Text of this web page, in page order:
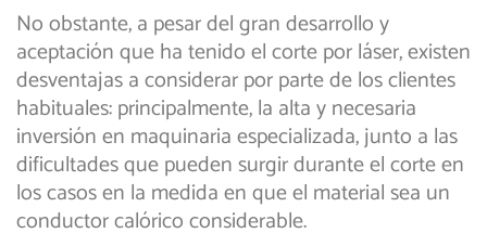
No obstante, a pesar del gran desarrollo y
aceptación que ha tenido el corte por láser, existen
desventajas a considerar por parte de los clientes
habituales: principalmente, la alta y necesaria
inversión en maquinaria especializada, junto a las
dificultades que pueden surgir durante el corte en
los casos en la medida en que el material sea un
conductor calórico considerable.